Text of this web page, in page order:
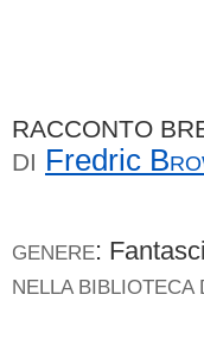
RACCONTO
DI Fredric
GENERE:
NELLA BIBLIOTECA